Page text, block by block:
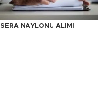
SERA NAYLONU ALIMI